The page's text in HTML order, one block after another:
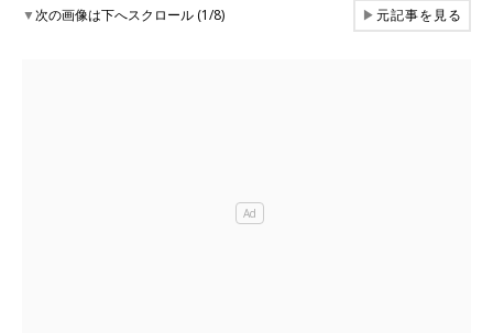
▼次の画像は下へスクロール (1/8) ▶元記事を見る